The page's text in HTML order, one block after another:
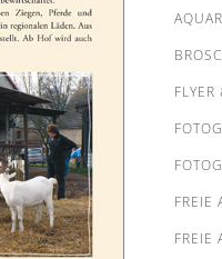
FLYER
FREIE
FREIE